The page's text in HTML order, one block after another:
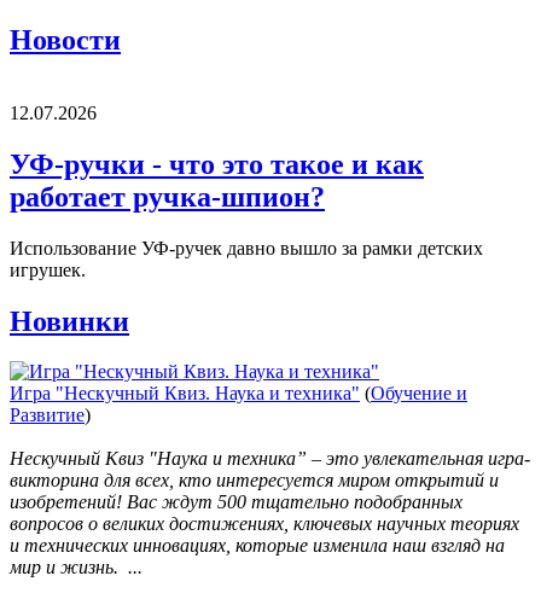
Новости
12.07.2026
УФ-ручки - что это такое и как
работает ручка-шпион?
Использование УФ-ручек давно вышло за рамки детских
игрушек.
Новинки
Игра "Нескучный Квиз. Наука и техника" (Обучение и
Развитие)
Нескучный Квиз "Наука и техника” – это увлекательная игра-
викторина для всех, кто интересуется миром открытий и
изобретений! Вас ждут 500 тщательно подобранных
вопросов о великих достижениях, ключевых научных теориях
и технических инновациях, которые изменила наш взгляд на
мир и жизнь. ...